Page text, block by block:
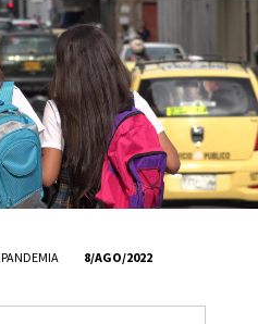
PANDEMIA 8/AGO/2022